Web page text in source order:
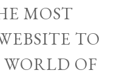
MOST
TO
OF